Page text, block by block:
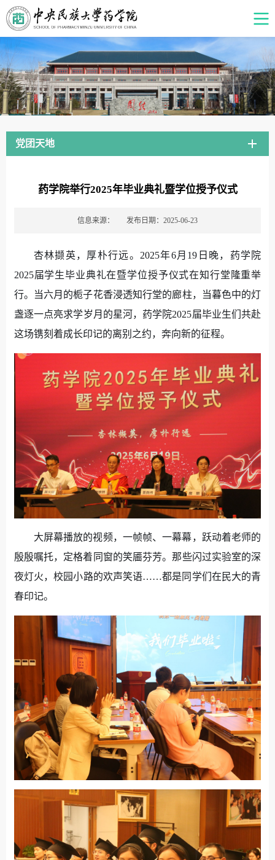
党团天地
药学院举行2025年毕业典礼暨学位授予仪式
信息来源： 发布日期：2025-06-23
杏林撷英，厚朴行远。2025年6月19日晚，药学院
2025届学生毕业典礼在暨学位授予仪式在知行堂隆重举
行。当六月的栀子花香浸透知行堂的廊柱，当暮色中的灯
盏逐一点亮求学岁月的星河，药学院2025届毕业生们共赴
这场镌刻着成长印记的离别之约，奔向新的征程。
大屏幕播放的视频，一帧帧、一幕幕，跃动着老师的
殷殷嘱托，定格着同窗的笑靥芬芳。那些闪过实验室的深
夜灯火，校园小路的欢声笑语……都是同学们在民大的青
春印记。